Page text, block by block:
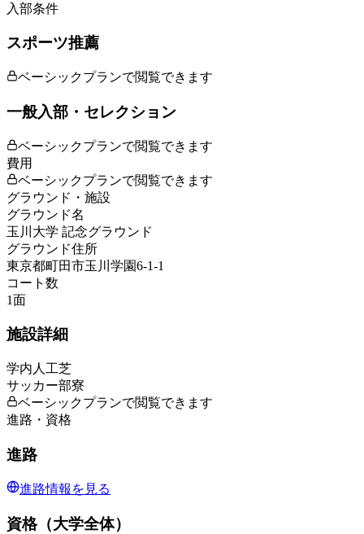
入部条件
スポーツ推薦
ベーシックプランで閲覧できます
一般入部・セレクション
ベーシックプランで閲覧できます
費用
ベーシックプランで閲覧できます
グラウンド・施設
グラウンド名
玉川大学 記念グラウンド
グラウンド住所
東京都町田市玉川学園6-1-1
コート数
1面
施設詳細
学内人工芝
サッカー部寮
ベーシックプランで閲覧できます
進路・資格
進路
進路情報を見る
資格（大学全体）